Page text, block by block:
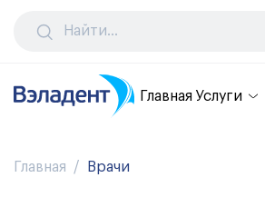
Главная Услуги
Главная Врачи